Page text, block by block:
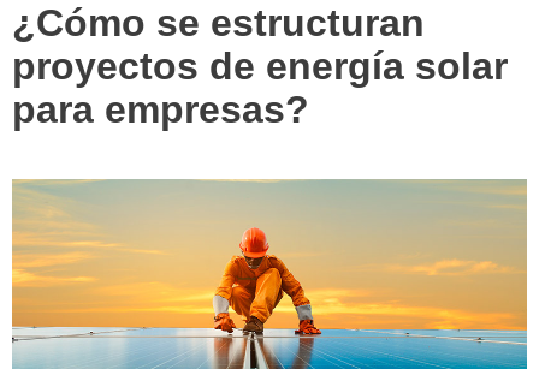
¿Cómo se estructuran
proyectos de energía solar
para empresas?